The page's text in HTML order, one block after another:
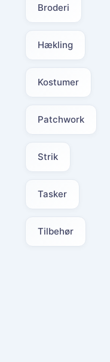
Broderi
Hækling
Kostumer
Patchwork
Strik
Tasker
Tilbehør